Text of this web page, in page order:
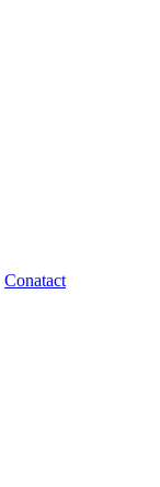
Conatact